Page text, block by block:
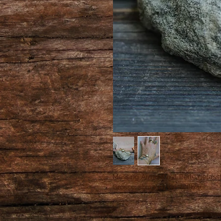
Messing Armreif mit Perle
Grösse: ab 13cm verstellbar